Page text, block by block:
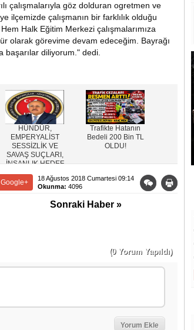
çalışmalarıyla göz dolduran ogretmen ve
ilçemizde çalışmanın bir farklılık olduğu
Halk Eğitim Merkezi çalışmalarımıza
olarak görevime devam edeceğim. Bayrağı
başarılar diliyorum." dedi.
HÜNDÜR,
EMPERYALİST
SESSİZLİK VE
SAVAŞ SUÇLARI,
İNSANLIK HEDEF
ALINIYOR
Trafikte Hatanın
Bedeli 200 Bin TL
OLDU!
Google+
18 Ağustos 2018 Cumartesi 09:14
Okunma: 4096
Sonraki Haber »
(0 Yorum Yapıldı)